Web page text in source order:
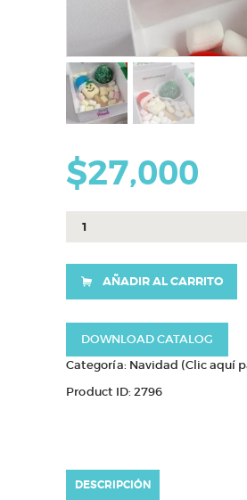
$27,000
caja
AÑADIR AL CARRITO
DOWNLOAD CATALOG
Categoría: Navidad (Clic aquí
Product ID:2796
DESCRIPCIÓN